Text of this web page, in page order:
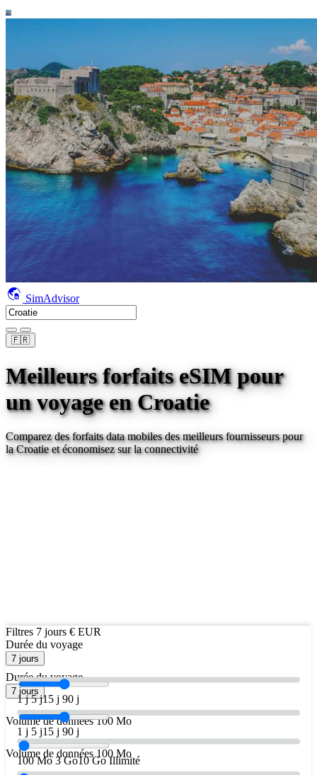
SimAdvisor
🇫🇷
Meilleurs forfaits eSIM pour
un voyageen Croatie
Comparez des forfaits data mobiles des meilleurs fournisseurs pour
la Croatieet économisez sur la connectivité
Filtres 7 jours € EUR
Durée du voyage
7 jours
1 j 5 j15 j 90 j
Volume de données 100 Mo
100 Mo 3 Go10 Go Illimité
Durée du voyage
7 jours
1 j 5 j15 j 90 j
Volume de données 100 Mo